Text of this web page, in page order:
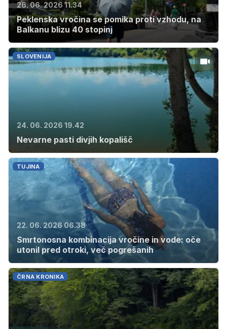
26. 06. 2026 11.34
Peklenska vročina se pomika proti vzhodu, na
Balkanu blizu 40 stopinj
SLOVENIJA
24. 06. 2026 19.42
Nevarne pasti divjih kopališč
TUJINA
22. 06. 2026 06.38
Smrtonosna kombinacija vročine in vode: oče
utonil pred otroki, več pogrešanih
ČRNA KRONIKA